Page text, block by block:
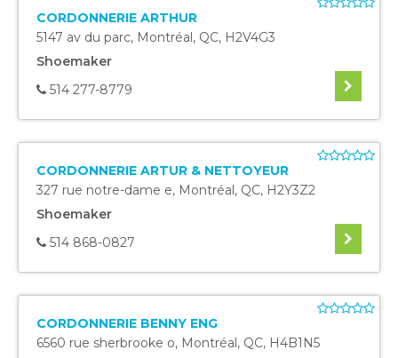
CORDONNERIE ARTHUR
5147 av du parc, Montréal, QC, H2V4G3
Shoemaker
514 277-8779
CORDONNERIE ARTUR & NETTOYEUR
327 rue notre-dame e, Montréal, QC, H2Y3Z2
Shoemaker
514 868-0827
CORDONNERIE BENNY ENG
6560 rue sherbrooke o, Montréal, QC, H4B1N5